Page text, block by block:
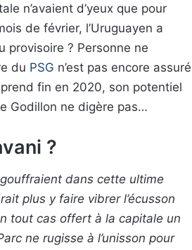
n’avaient d’yeux que pour
de février, l’Uruguayen a
provisoire ? Personne ne
du PSG n’est pas encore assuré
fin en 2020, son potentiel
Godillon ne digère pas…
?
dans cette ultime
plus y faire vibrer l’écusson
tout cas offert à la capitale un
ne rugisse à l’unisson pour